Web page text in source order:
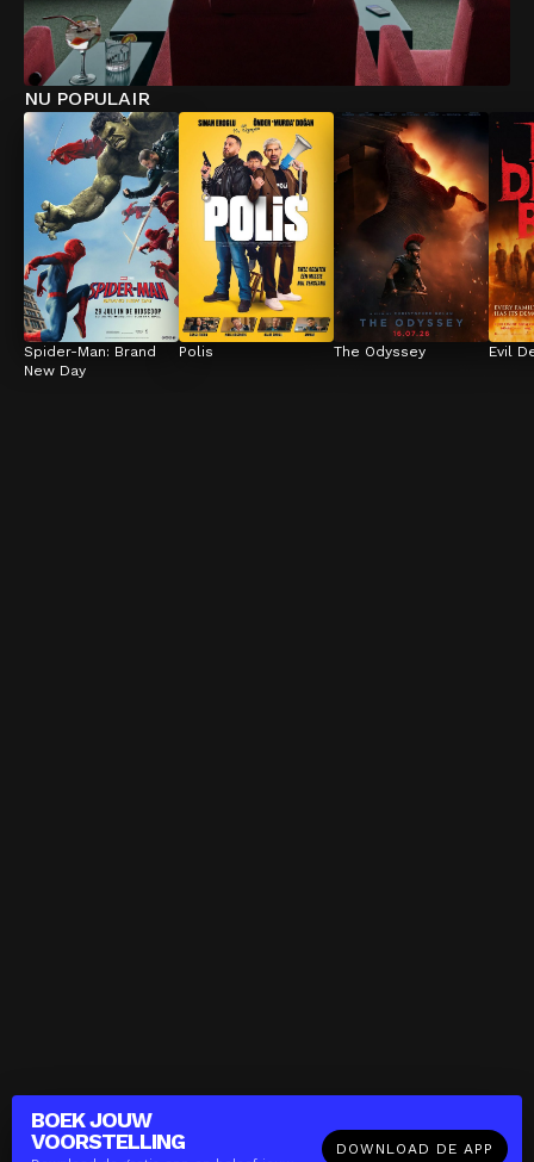
BOEK JOUW
VOORSTELLING
DOWNLOAD DE APP
NU POPULAIR
Spider-Man: Brand
New Day
Polis The Odyssey Evil